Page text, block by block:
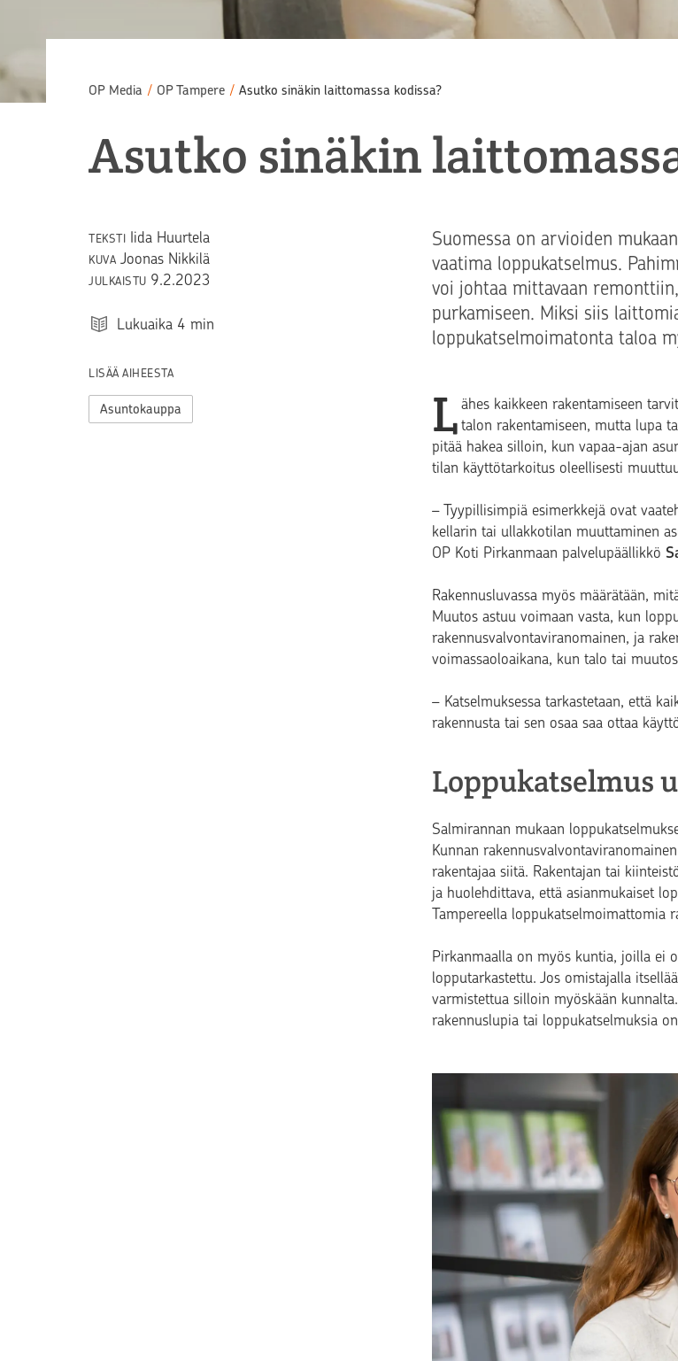
OP Media / OP Tampere / Asutko sinäkin laittomassa kodissa?
Asutko sinäkin
TEKSTI Iida Huurtela
KUVA Joonas Nikkilä
JULKAISTU 9.2.2023
Lukuaika 4 min
LISÄÄ AIHEESTA
Asuntokauppa
Suomessa on arvioiden
vaatima loppukatselmus.
voi johtaa mittavaan
purkamiseen. Miksi siis
loppukatselmoimatonta taloa
L ähes kaikkeen rakentamiseen
talon rakentamiseen, mutta lupa
pitää hakea silloin, kun vapaa-ajan
tilan käyttötarkoitus oleellisesti
– Tyypillisimpiä esimerkkejä ovat
kellarin tai ullakkotilan muuttaminen
OP Koti Pirkanmaan palvelupäällikkö
Rakennusluvassa myös määrätään,
Muutos astuu voimaan vasta, kun
rakennusvalvontaviranomainen, ja
voimassaoloaikana, kun talo tai
– Katselmuksessa tarkastetaan, että
rakennusta tai sen osaa saa ottaa
Loppukatselmus
Salmirannan mukaan
Kunnan
rakentajaa siitä. Rakentajan tai
ja huolehdittava, että asianmukaiset
Tampereella loppukatselmoimattomia
Pirkanmaalla on myös kuntia, joilla ei
lopputarkastettu. Jos omistajalla
varmistettua silloin myöskään
rakennuslupia tai loppukatselmuksia